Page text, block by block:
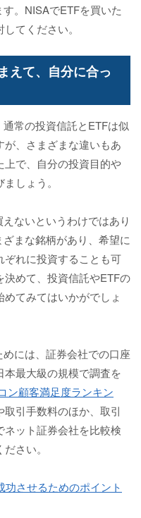
。NISAでETFを買いた
てください。
えて、自分に合っ
常の投資信託とETFは似
、さまざまな違いもあ
上で、自分の投資目的や
しょう。
ないというわけではあり
まな銘柄があり、希望に
れに投資することも可
めて、投資信託やETFの
てみてはいかがでしょ
には、証券会社での口座
最大級の規模で調査を
ン顧客満足度ランキン
取引手数料のほか、取引
ット証券会社を比較検
さい。
させるためのポイント